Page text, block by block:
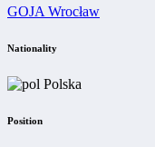
GOJA Wrocław
Nationality
Polska
Position